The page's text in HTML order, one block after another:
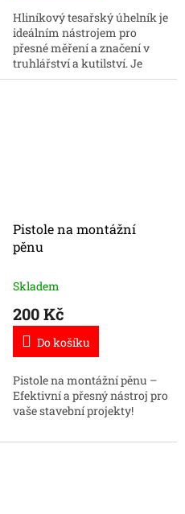
Hliníkový tesařský úhelník je
ideálním nástrojem pro
přesné měření a značení v
truhlářství a kutilství. Je
vyroben z odolného hliníku,
Pistole na montážní
pěnu
Skladem
200 Kč
Do košíku
Pistole na montážní pěnu –
Efektivní a přesný nástroj pro
vaše stavební projekty!